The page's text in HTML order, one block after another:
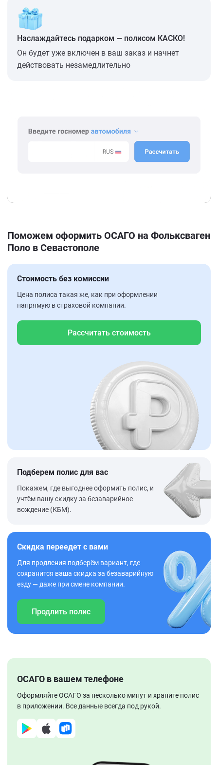
Наслаждайтесь подарком — полисом КАСКО!
Он будет уже включен в ваш заказ и начнет
действовать незамедлительно
Поможем оформить ОСАГО на Фольксваген
Поло в Севастополе
Стоимость без комиссии
Цена полиса такая же, как при оформлении
напрямую в страховой компании.
Рассчитать стоимость
Подберем полис для вас
Покажем, где выгоднее оформить полис, и
учтём вашу скидку за безаварийное
вождение (КБМ).
Скидка переедет с вами
Для продления подберём вариант, где
сохранится ваша скидка за безаварийную
езду — даже при смене компании.
Продлить полис
ОСАГО в вашем телефоне
Оформляйте ОСАГО за несколько минут и храните полис
в приложении. Все данные всегда под рукой.